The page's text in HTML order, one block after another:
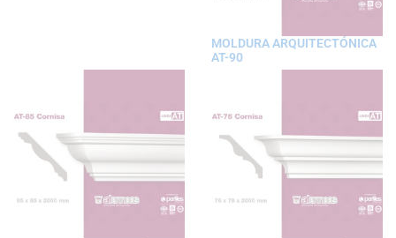
MOLDURA ARQUITECTÓNICA
AT-90